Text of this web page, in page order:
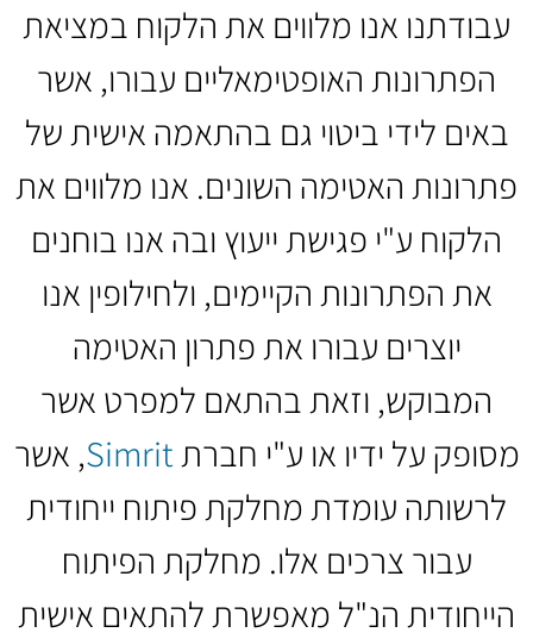
עבודתנו אנו מלווים את הלקוח במציאת
הפתרונות האופטימאליים עבורו, אשר
באים לידי ביטוי גם בהתאמה אישית של
פתרונות האטימה השונים. אנו מלווים את
הלקוח ע"י פגישת ייעוץ ובה אנו בוחנים
את הפתרונות הקיימים, ולחילופין אנו
יוצרים עבורו את פתרון האטימה
המבוקש, וזאת בהתאם למפרט אשר
מסופק על ידיו או ע"י חברתSimrit, אשר
לרשותה עומדת מחלקת פיתוח ייחודית
עבור צרכים אלו. מחלקת הפיתוח
הייחודית הנ"ל מאפשרת להתאים אישית